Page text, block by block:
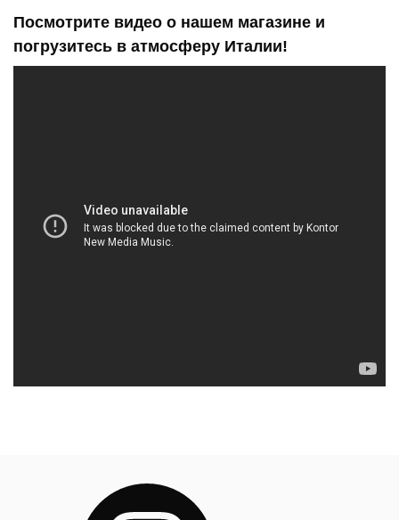
Посмотрите видео о нашем магазине и
погрузитесь в атмосферу Италии!